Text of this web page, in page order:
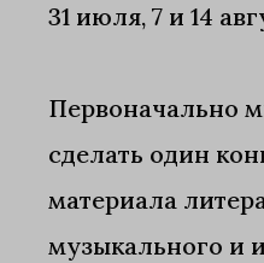
31 июля, 7 и 14
Первоначально
сделать один
материала
музыкального и